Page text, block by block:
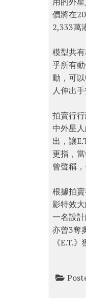
價將在
2,333萬
模型共
乎所有
動，可
人伸出
拍賣行
中外星
出，讓
更指，
曾聲稱
根據拍
影特效
一名設
亦曾3奪
《E.T.